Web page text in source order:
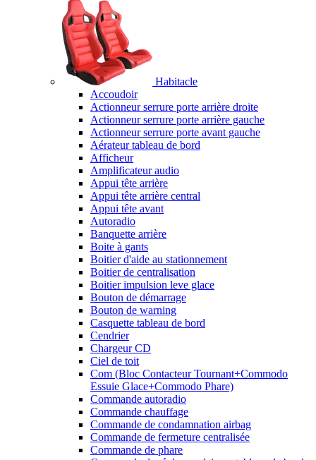
Habitacle
Accoudoir
Actionneur serrure porte arrière droite
Actionneur serrure porte arrière gauche
Actionneur serrure porte avant gauche
Aérateur tableau de bord
Afficheur
Amplificateur audio
Appui tête arrière
Appui tête arrière central
Appui tête avant
Autoradio
Banquette arrière
Boite à gants
Boitier d'aide au stationnement
Boitier de centralisation
Boitier impulsion leve glace
Bouton de démarrage
Bouton de warning
Casquette tableau de bord
Cendrier
Chargeur CD
Ciel de toit
Com (Bloc Contacteur Tournant+Commodo
Essuie Glace+Commodo Phare)
Commande autoradio
Commande chauffage
Commande de condamnation airbag
Commande de fermeture centralisée
Commande de phare